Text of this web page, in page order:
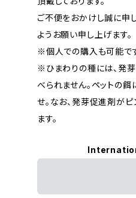
ご不便をおかけし誠に申
ようお願い申し上げます。
※個人での購入も可能です
※ひまわりの種には、発
べられません。ペットの
せ。なお、発芽促進剤が
ます。